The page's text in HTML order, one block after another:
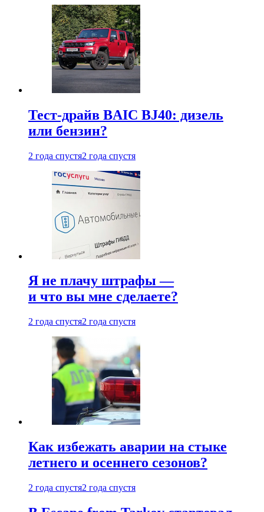
Тест-драйв BAIC BJ40: дизель
или бензин?
2 года спустя2 года спустя
Я не плачу штрафы —
и что вы мне сделаете?
2 года спустя2 года спустя
Как избежать аварии на стыке
летнего и осеннего сезонов?
2 года спустя2 года спустя